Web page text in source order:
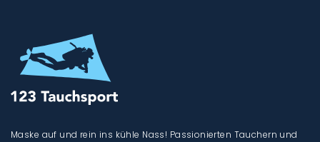
Maske auf und rein ins kühle Nass! Passionierten Tauchern und